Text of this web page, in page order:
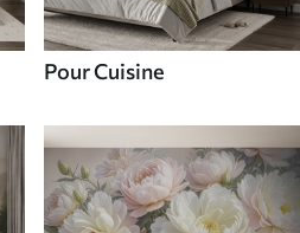
Pour Cuisine